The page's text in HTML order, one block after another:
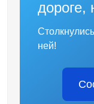
дороге,
ней!